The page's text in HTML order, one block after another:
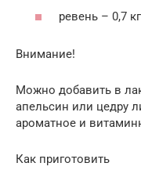
ревень – 0,7
Внимание!
Можно добавить в
апельсин или цедру
ароматное и
Как приготовить